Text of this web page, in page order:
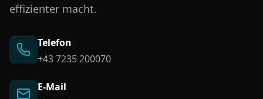
effizienter macht.
Telefon
+43 7235 200070
E-Mail